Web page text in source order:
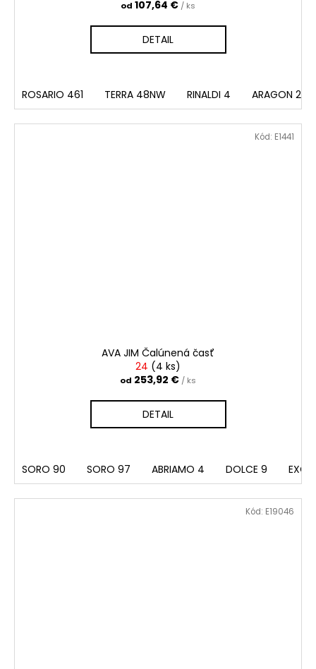
od 107,64 € / ks
DETAIL
ROSARIO 461 TERRA 48NW RINALDI 4 ARAGON 20
AVA JIM Čalúnená časť
24 (4 ks)
od 253,92 € / ks
DETAIL
SORO 90 SORO 97 ABRIAMO 4 DOLCE 9
Kód: E1441
Kód: E19046